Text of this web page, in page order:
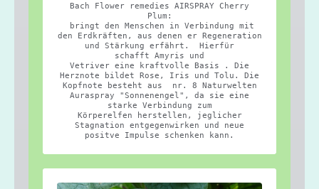
Bach Flower remedies AIRSPRAY Cherry
Plum:
bringt den Menschen in Verbindung mit
den Erdkräften, aus denen er Regeneration
und Stärkung erfährt. Hierfür
schafft Amyris und
Vetriver eine kraftvolle Basis . Die
Herznote bildet Rose, Iris und Tolu. Die
Kopfnote besteht aus nr. 8 Naturwelten
Auraspray "Sonnenengel", da sie eine
starke Verbindung zum
Körperelfen herstellen, jeglicher
Stagnation entgegenwirken und neue
positve Impulse schenken kann.